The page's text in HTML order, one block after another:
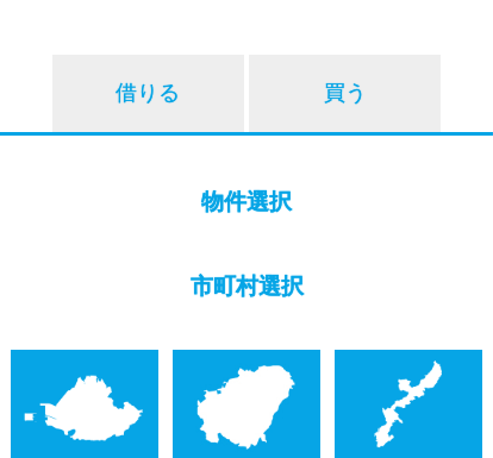
借りる 買う
物件選択
市町村選択